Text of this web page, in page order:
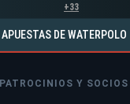
+33
APUESTAS DE WATERPOLO
PATROCINIOS Y SOCIOS